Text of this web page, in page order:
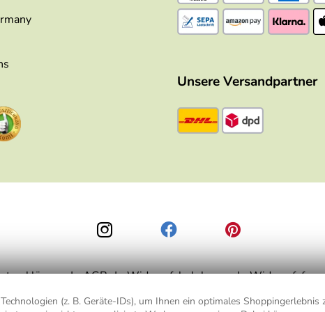
(z. B. Geräte-IDs), um Ihnen ein optimales Shoppingerlebnis
Unsere Versandpartner
AGB Widerrufsbelehrung